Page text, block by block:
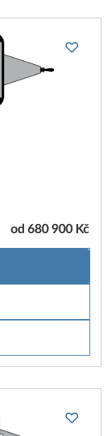
od 680 900 Kč